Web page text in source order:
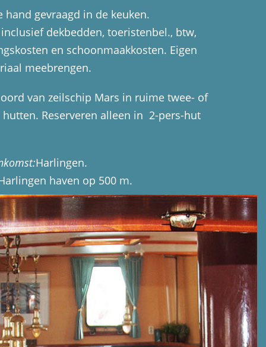
hand gevraagd in de keuken.
dekbedden, toeristenbel., btw,
en schoonmaakkosten. Eigen
meebrengen.
van zeilschip Mars in ruime twee- of
Reserveren alleen in 2-pers-hut
Harlingen.
haven op 500 m.
m